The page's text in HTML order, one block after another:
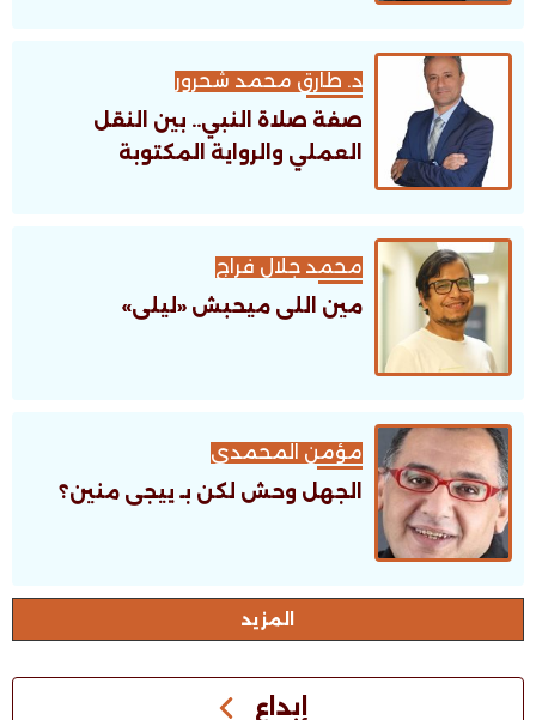
د. طارق محمد شحرور
صفة صلاة النبي.. بين النقل
العملي والرواية المكتوبة
محمد جلال فراج
مين اللى ميحبش «ليلى»
مؤمن المحمدى
الجهل وحش لكن بـ ييجى منين؟
اﻟﻤﺰﻳﺪ
إبداع